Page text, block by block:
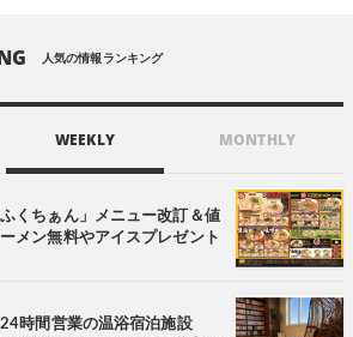
人気の情報ランキング
WEEKLY MONTHLY
ふくちぁん」メニュー改訂＆値
メン無料やアイスプレゼント
24時間営業の温浴宿泊施設